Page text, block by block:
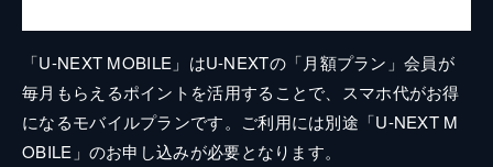
「U-NEXT MOBILE」はU-NEXTの「月額プラン」会員が
毎月もらえるポイントを活用することで、スマホ代がお得
になるモバイルプランです。ご利用には別途「U-NEXT M
OBILE」のお申し込みが必要となります。